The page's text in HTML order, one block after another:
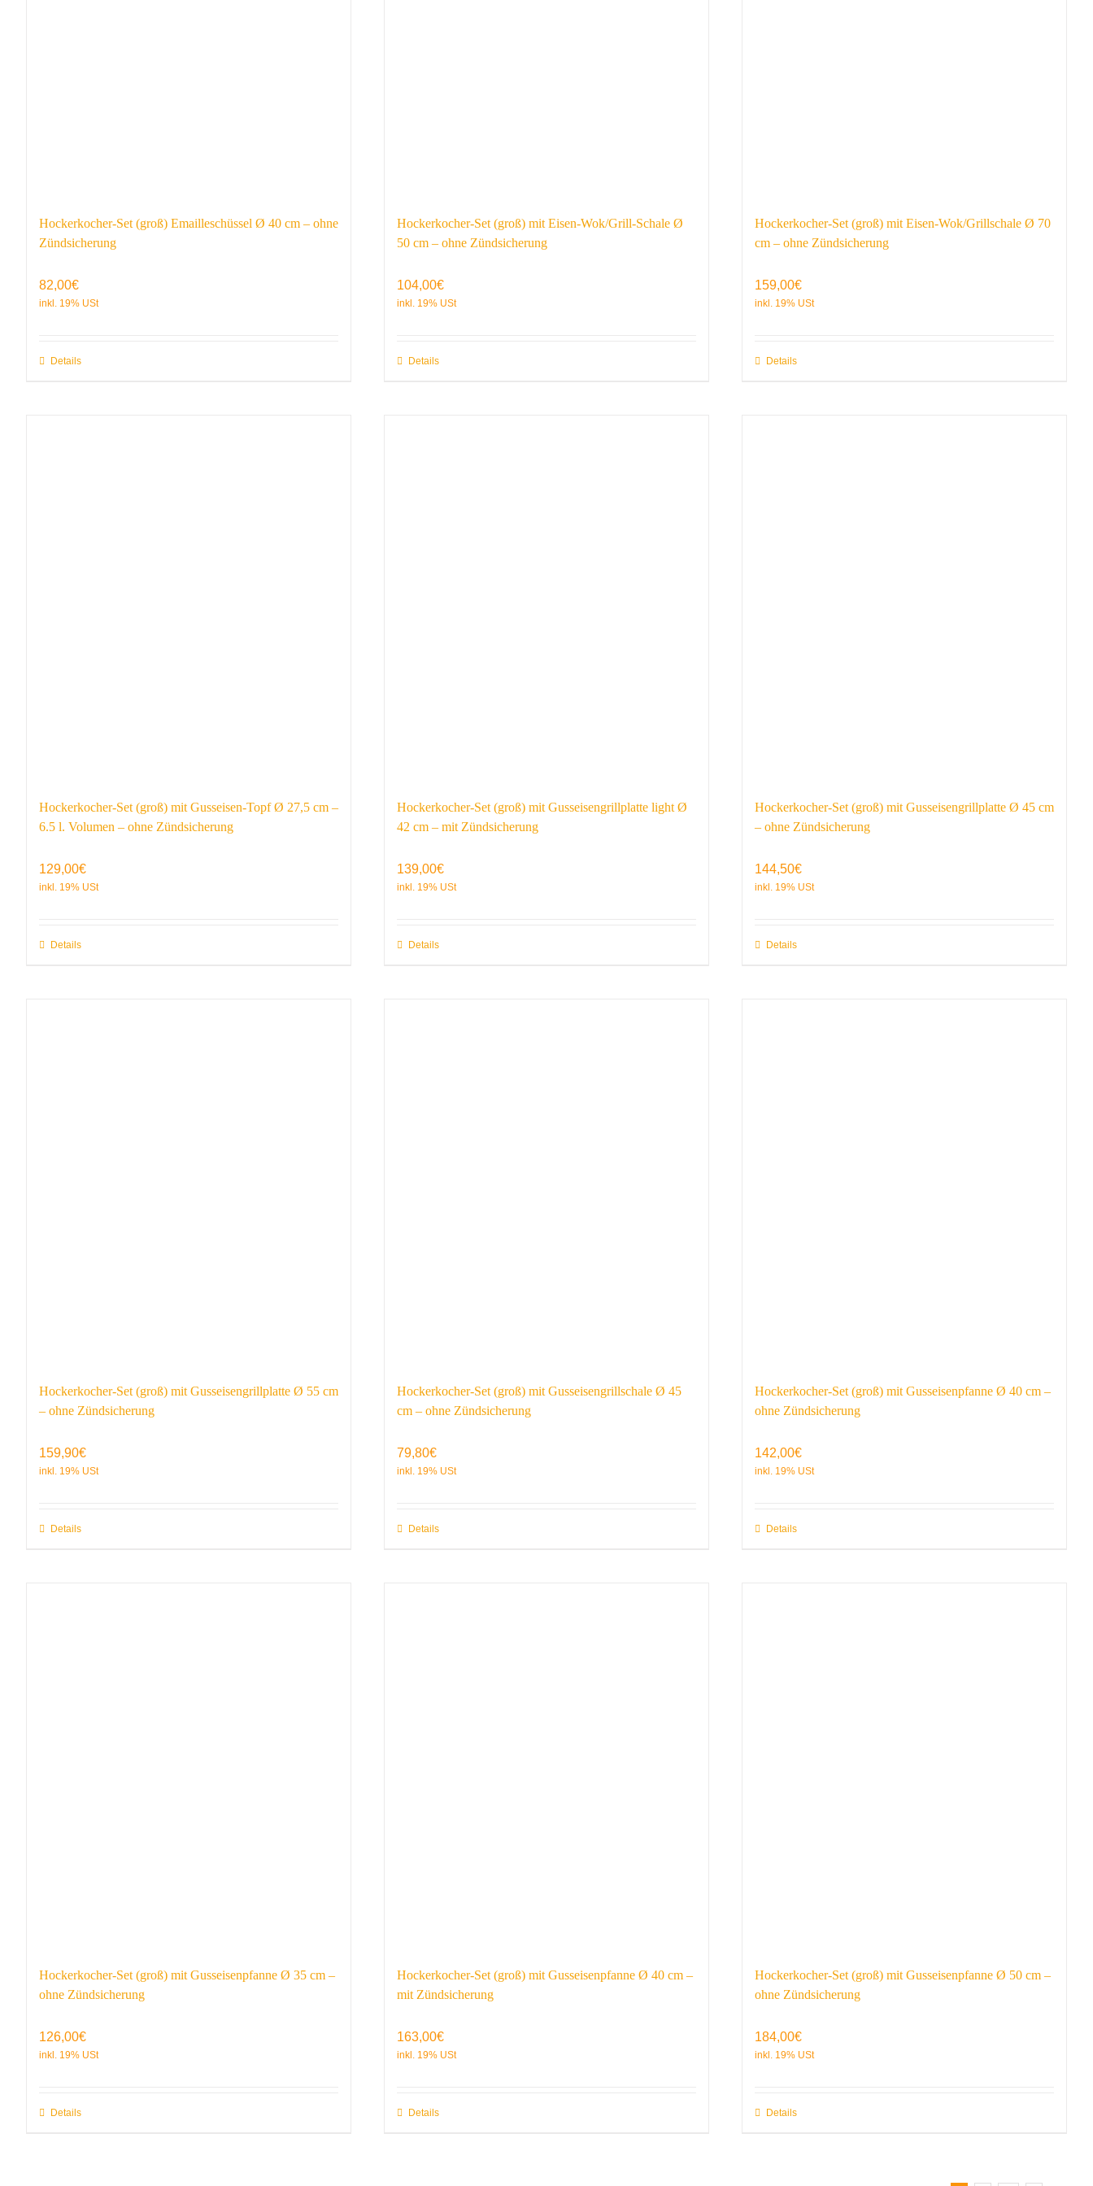
Hockerkocher-Set (groß) Emailleschüssel Ø 40 cm – ohne
Zündsicherung
82,00€
Details
Hockerkocher-Set (groß) mit Eisen-Wok/Grill-Schale Ø
50 cm – ohne Zündsicherung
104,00€
Details
Hockerkocher-Set (groß) mit Eisen-Wok/Grillschale Ø 70
cm – ohne Zündsicherung
159,00€
Details
Hockerkocher-Set (groß) mit Gusseisen-Topf Ø 27,5 cm –
6.5 l. Volumen – ohne Zündsicherung
129,00€
Details
Hockerkocher-Set (groß) mit Gusseisengrillplatte light Ø
42 cm – mit Zündsicherung
139,00€
Details
Hockerkocher-Set (groß) mit Gusseisengrillplatte Ø 45 cm
– ohne Zündsicherung
144,50€
Details
Hockerkocher-Set (groß) mit Gusseisengrillplatte Ø 55 cm
– ohne Zündsicherung
159,90€
Details
Hockerkocher-Set (groß) mit Gusseisengrillschale Ø 45
cm – ohne Zündsicherung
79,80€
Details
Hockerkocher-Set (groß) mit Gusseisenpfanne Ø 40 cm –
ohne Zündsicherung
142,00€
Details
Hockerkocher-Set (groß) mit Gusseisenpfanne Ø 35 cm –
ohne Zündsicherung
126,00€
Details
Hockerkocher-Set (groß) mit Gusseisenpfanne Ø 40 cm –
mit Zündsicherung
163,00€
Details
Hockerkocher-Set (groß) mit Gusseisenpfanne Ø 50 cm –
ohne Zündsicherung
184,00€
Details